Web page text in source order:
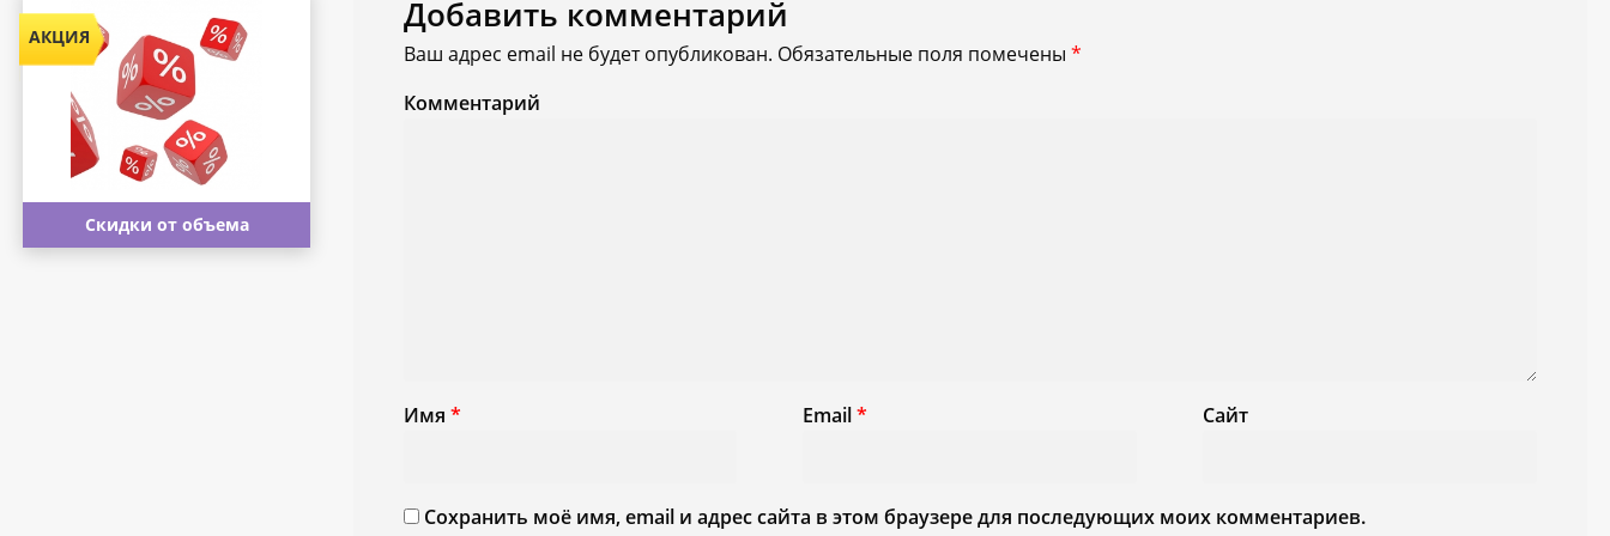
Добавить комментарий
Ваш адрес email не будет опубликован. Обязательные поля помечены *
Комментарий
Имя * Email* Сайт
Сохранить моё имя, email и адрес сайта в этом браузере для последующих моих комментариев.
Скидки от объема